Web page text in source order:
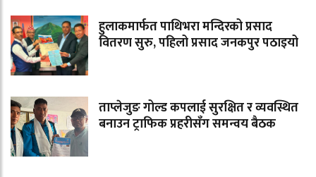
हुलाकमार्फत पाथिभरा मन्दिरको प्रसाद
वितरण सुरु, पहिलो प्रसाद जनकपुर पठाइयो
ताप्लेजुङ गोल्ड कपलाई सुरक्षित र व्यवस्थित
बनाउन ट्राफिक प्रहरीसँग समन्वय बैठक